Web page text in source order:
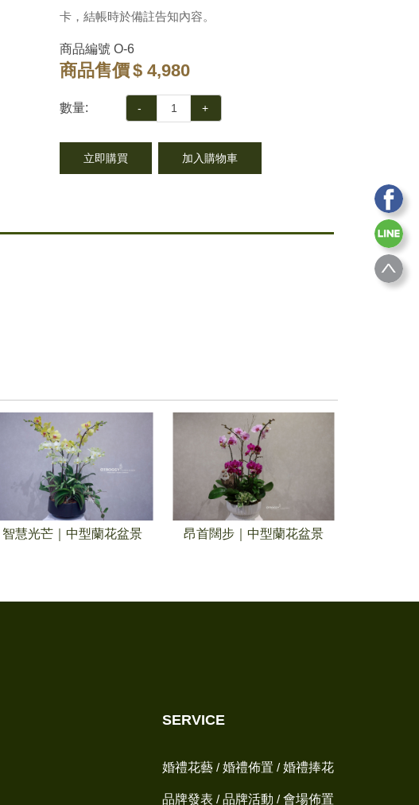
卡，結帳時於備註告知內容。
商品編號 O-6
商品售價$ 4,980
數量: - +
立即購買 加入購物車
智慧光芒｜中型蘭花盆景 昂首闊步｜中型蘭花盆景
SERVICE
婚禮花藝 / 婚禮佈置 / 婚禮捧花
品牌發表 / 品牌活動 / 會場佈置